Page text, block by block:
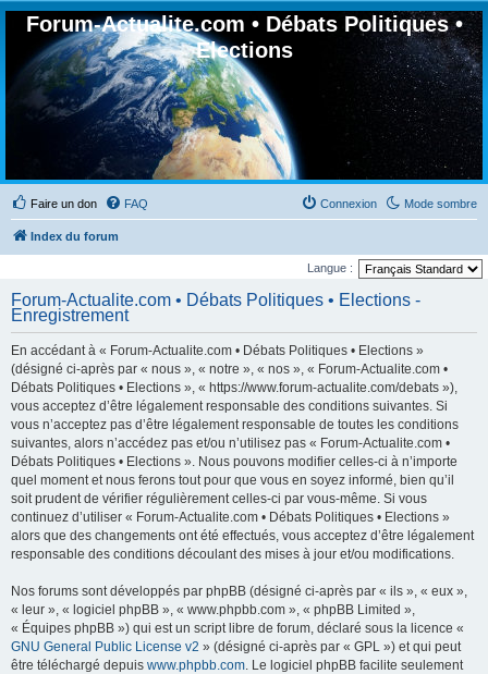
Forum-Actualite.com • Débats Politiques •
Elections
Faire un don Mode sombre
FAQ Connexion
Index du forum
Langue :
Forum-Actualite.com • Débats Politiques • Elections -
Enregistrement
En accédant à « Forum-Actualite.com • Débats Politiques • Elections »
(désigné ci-après par « nous », « notre », « nos », « Forum-Actualite.com •
Débats Politiques • Elections », « https://www.forum-actualite.com/debats »),
vous acceptez d’être légalement responsable des conditions suivantes. Si
vous n’acceptez pas d’être légalement responsable de toutes les conditions
suivantes, alors n’accédez pas et/ou n’utilisez pas « Forum-Actualite.com •
Débats Politiques • Elections ». Nous pouvons modifier celles-ci à n’importe
quel moment et nous ferons tout pour que vous en soyez informé, bien qu’il
soit prudent de vérifier régulièrement celles-ci par vous-même. Si vous
continuez d’utiliser « Forum-Actualite.com • Débats Politiques • Elections »
alors que des changements ont été effectués, vous acceptez d’être légalement
responsable des conditions découlant des mises à jour et/ou modifications.
Nos forums sont développés par phpBB (désigné ci-après par « ils », « eux »,
« leur », « logiciel phpBB », « www.phpbb.com », « phpBB Limited »,
« Équipes phpBB ») qui est un script libre de forum, déclaré sous la licence «
GNU General Public License v2 » (désigné ci-après par « GPL ») et qui peut
être téléchargé depuis www.phpbb.com. Le logiciel phpBB facilite seulement